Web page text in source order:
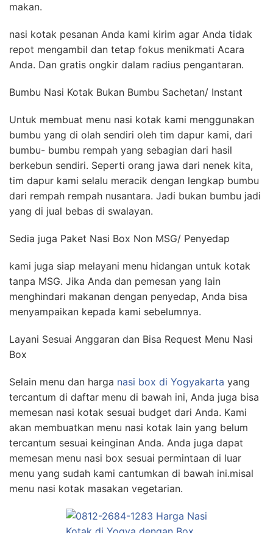
makan.
nasi kotak pesanan Anda kami kirim agar Anda tidak
repot mengambil dan tetap fokus menikmati Acara
Anda. Dan gratis ongkir dalam radius pengantaran.
Bumbu Nasi Kotak Bukan Bumbu Sachetan/ Instant
Untuk membuat menu nasi kotak kami menggunakan
bumbu yang di olah sendiri oleh tim dapur kami, dari
bumbu- bumbu rempah yang sebagian dari hasil
berkebun sendiri. Seperti orang jawa dari nenek kita,
tim dapur kami selalu meracik dengan lengkap bumbu
dari rempah rempah nusantara. Jadi bukan bumbu jadi
yang di jual bebas di swalayan.
Sedia juga Paket Nasi Box Non MSG/ Penyedap
kami juga siap melayani menu hidangan untuk kotak
tanpa MSG. Jika Anda dan pemesan yang lain
menghindari makanan dengan penyedap, Anda bisa
menyampaikan kepada kami sebelumnya.
Layani Sesuai Anggaran dan Bisa Request Menu Nasi
Box
Selain menu dan harga nasi box di Yogyakarta yang
tercantum di daftar menu di bawah ini, Anda juga bisa
memesan nasi kotak sesuai budget dari Anda. Kami
akan membuatkan menu nasi kotak lain yang belum
tercantum sesuai keinginan Anda. Anda juga dapat
memesan menu nasi box sesuai permintaan di luar
menu yang sudah kami cantumkan di bawah ini.misal
menu nasi kotak masakan vegetarian.